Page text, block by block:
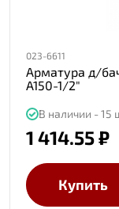
023-6611
Арматура д/
A150-1/2"
В наличии - 15
1 414.55 ₽
Купить